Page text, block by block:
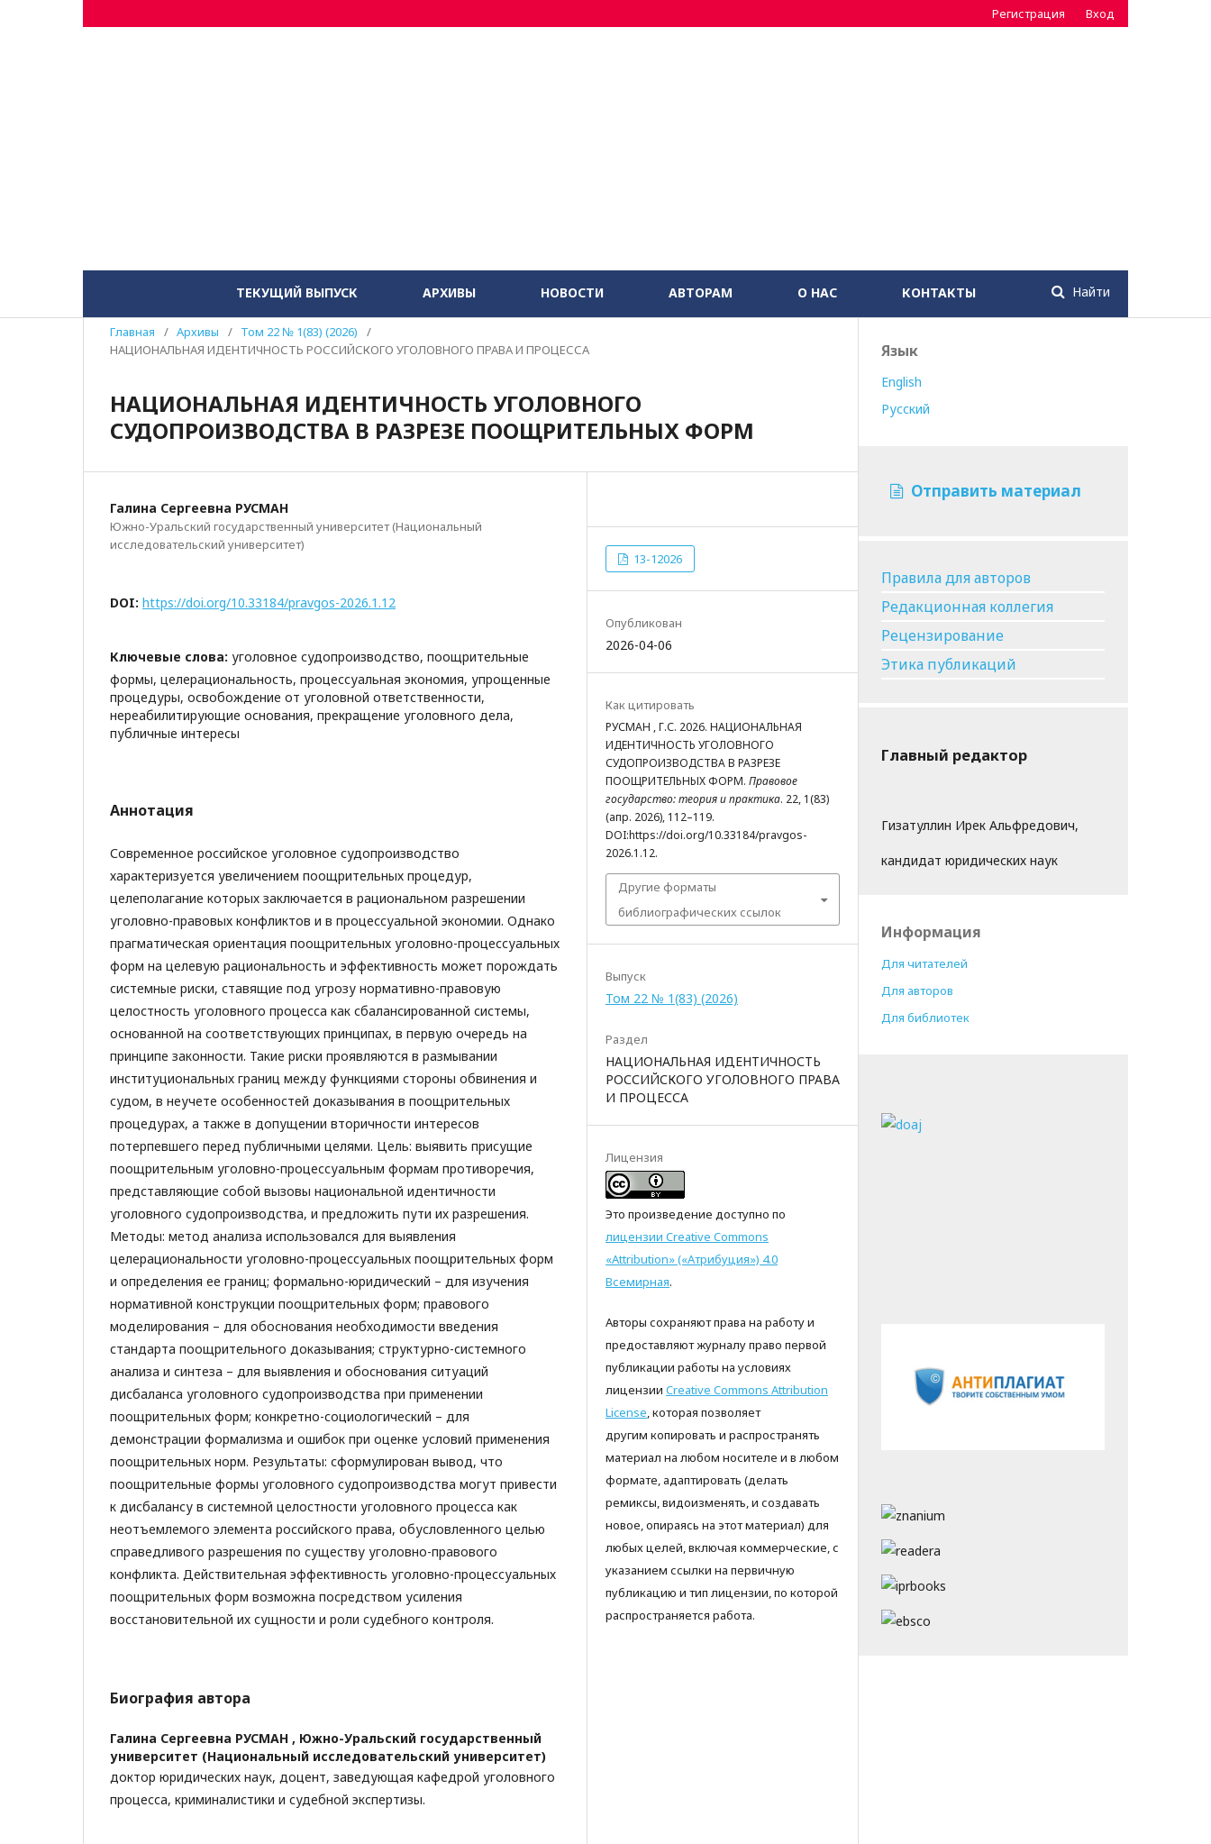
ТЕКУЩИЙ ВЫПУСК АРХИВЫ НОВОСТИ АВТОРАМ О НАС КОНТАКТЫ Найти
Регистрация Вход
Главная / Архивы / Том 22 № 1(83) (2026)
/
НАЦИОНАЛЬНАЯ ИДЕНТИЧНОСТЬ РОССИЙСКОГО УГОЛОВНОГО ПРАВА И ПРОЦЕССА
НАЦИОНАЛЬНАЯ ИДЕНТИЧНОСТЬ УГОЛОВНОГО
СУДОПРОИЗВОДСТВА В РАЗРЕЗЕ ПООЩРИТЕЛЬНЫХ ФОРМ
Галина Сергеевна РУСМАН
Южно-Уральский государственный университет (Национальный
исследовательский университет)
DOI: https://doi.org/10.33184/pravgos-2026.1.12
Ключевые слова: уголовное судопроизводство, поощрительные
формы, целерациональность, процессуальная экономия, упрощенные
процедуры, освобождение от уголовной ответственности,
нереабилитирующие основания, прекращение уголовного дела,
публичные интересы
Аннотация
Современное российское уголовное судопроизводство
характеризуется увеличением поощрительных процедур,
целеполагание которых заключается в рациональном разрешении
уголовно-правовых конфликтов и в процессуальной экономии. Однако
прагматическая ориентация поощрительных уголовно-процессуальных
форм на целевую рациональность и эффективность может порождать
системные риски, ставящие под угрозу нормативно-правовую
целостность уголовного процесса как сбалансированной системы,
основанной на соответствующих принципах, в первую очередь на
принципе законности. Такие риски проявляются в размывании
институциональных границ между функциями стороны обвинения и
судом, в неучете особенностей доказывания в поощрительных
процедурах, а также в допущении вторичности интересов
потерпевшего перед публичными целями. Цель: выявить присущие
поощрительным уголовно-процессуальным формам противоречия,
представляющие собой вызовы национальной идентичности
уголовного судопроизводства, и предложить пути их разрешения.
Методы: метод анализа использовался для выявления
целерациональности уголовно-процессуальных поощрительных форм
и определения ее границ; формально-юридический – для изучения
нормативной конструкции поощрительных форм; правового
моделирования – для обоснования необходимости введения
стандарта поощрительного доказывания; структурно-системного
анализа и синтеза – для выявления и обоснования ситуаций
дисбаланса уголовного судопроизводства при применении
поощрительных форм; конкретно-социологический – для
демонстрации формализма и ошибок при оценке условий применения
поощрительных норм. Результаты: сформулирован вывод, что
поощрительные формы уголовного судопроизводства могут привести
к дисбалансу в системной целостности уголовного процесса как
неотъемлемого элемента российского права, обусловленного целью
справедливого разрешения по существу уголовно-правового
конфликта. Действительная эффективность уголовно-процессуальных
поощрительных форм возможна посредством усиления
восстановительной их сущности и роли судебного контроля.
Биография автора
Галина Сергеевна РУСМАН , Южно-Уральский государственный
университет (Национальный исследовательский университет)
доктор юридических наук, доцент, заведующая кафедрой уголовного
процесса, криминалистики и судебной экспертизы.
13-12026
Опубликован
2026-04-06
Как цитировать
РУСМАН , Г.С. 2026. НАЦИОНАЛЬНАЯ
ИДЕНТИЧНОСТЬ УГОЛОВНОГО
СУДОПРОИЗВОДСТВА В РАЗРЕЗЕ
ПООЩРИТЕЛЬНЫХ ФОРМ. Правовое
государство: теория и практика. 22, 1(83)
(апр. 2026), 112–119.
DOI:https://doi.org/10.33184/pravgos-
2026.1.12.
Другие форматы
библиографических ссылок
Выпуск
Том 22 № 1(83) (2026)
Раздел
НАЦИОНАЛЬНАЯ ИДЕНТИЧНОСТЬ
РОССИЙСКОГО УГОЛОВНОГО ПРАВА
И ПРОЦЕССА
Лицензия
Это произведение доступно по
лицензии Creative Commons
«Attribution» («Атрибуция») 4.0
Всемирная.
Авторы сохраняют права на работу и
предоставляют журналу право первой
публикации работы на условиях
лицензии Creative Commons Attribution
License, которая позволяет
другим копировать и распространять
материал на любом носителе и в любом
формате, адаптировать (делать
ремиксы, видоизменять, и создавать
новое, опираясь на этот материал) для
любых целей, включая коммерческие, с
указанием ссылки на первичную
публикацию и тип лицензии, по которой
распространяется работа.
Язык
English
Русский
Отправить материал
Правила для авторов
Редакционная коллегия
Рецензирование
Этика публикаций
Главный редактор
Гизатуллин Ирек Альфредович,
кандидат юридических наук
Информация
Для читателей
Для авторов
Для библиотек